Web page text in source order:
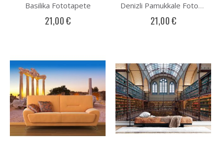
Basilika Fototapete
21,00 €
Denizli Pamukkale Fototapete
21,00 €